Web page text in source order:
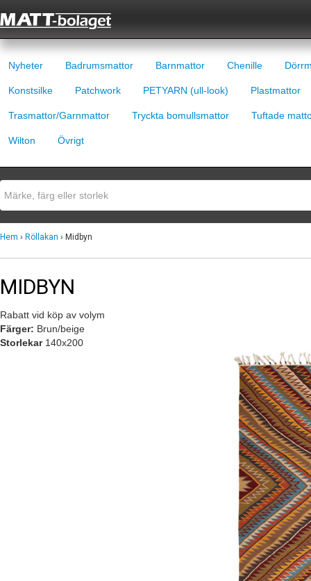
Nyheter Badrumsmattor Barnmattor Chenille
Konstsilke Patchwork PETYARN (ull-look) Plastmattor
Trasmattor/Garnmattor Tryckta bomullsmattor Tuftade
Wilton Övrigt
Hem › Röllakan › Midbyn
MIDBYN
Rabatt vid köp av volym
Färger: Brun/beige
Storlekar140x200